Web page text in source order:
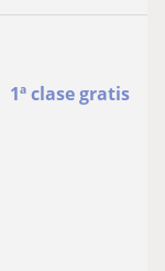
1ª clase gratis